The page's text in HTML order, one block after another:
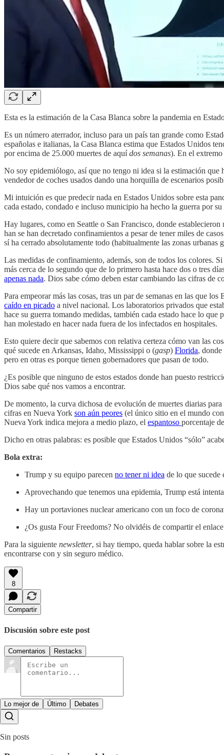
Esta es la estimación de la Casa Blanca sobre la pandemia en
Es un número aterrador, incluso para un país tan grande como
españolas e italianas, la Casa Blanca estima que Estados Unidos
por encima de 25.000 muertes de aquídos semanas). En el extremo
No soy epidemiólogo, así que no tengo ni idea si la estimación que
vendedor de coches usados dando una horquilla de escenarios
Mi intuición es que predecir nada en Estados Unidos sobre esta
cada estado, condado e incluso municipio ha hecho la guerra por
Hay lugares, como en Seattle o San Francisco, donde
han se han decretado confinamientos a pesar de tener miles de
sí ha cerrado absolutamente todo (habitualmente las zonas urbanas
Las medidas de confinamiento, además, son de todos los colores.
más cerca de lo segundo que de lo primero hasta hace dos o tres
apenas nada. Dios sabe cómo deben estar cambiando las cifras de
Para empeorar más las cosas, tras un par de semanas en las que
caído en picado a nivel nacional. Los laboratorios privados que
hace su guerra tomando medidas, también cada estado hace lo
han molestado en hacer nada fuera de los infectados en hospitales.
Esto quiere decir que sabemos con relativa certeza cómo van las
qué sucede en Arkansas, Idaho, Mississippi o (gasp) Florida, donde
pero en otras es porque tienen gobernadores que pasan de todo.
¿Es posible que ninguno de estos estados donde han puesto
Dios sabe qué nos vamos a encontrar.
De momento, la curva dichosa de evolución de muertes diarias para
cifras en Nueva York son aún peores (el único sitio en el mundo
Nueva York indica mejora a medio plazo, el espantoso porcentaje
Dicho en otras palabras: es posible que Estados Unidos “sólo”
Bola extra:
Trump y su equipo parecen no tener ni idea de lo que sucede
Aprovechando que tenemos una epidemia, Trump está
Hay un portaviones nuclear americano con un foco de
¿Os gusta Four Freedoms? No olvidéis de compartir el
Para la siguiente newsletter, si hay tiempo, queda hablar sobre la
encontrarse con y sin seguro médico.
8
Compartir
Discusión sobre este post
Comentarios Restacks
Lo mejor de Último Debates
Sin posts